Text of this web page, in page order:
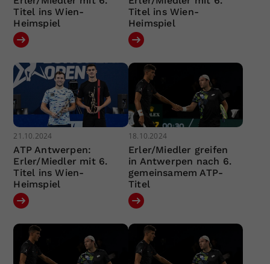
Titel ins Wien-
Heimspiel
Titel ins Wien-
Heimspiel
21.10.2024
ATP Antwerpen:
Erler/Miedler mit 6.
Titel ins Wien-
Heimspiel
18.10.2024
Erler/Miedler greifen
in Antwerpen nach 6.
gemeinsamem ATP-
Titel